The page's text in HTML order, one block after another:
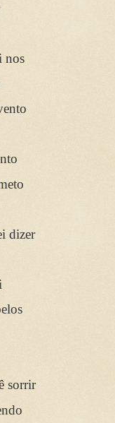
nos
dizer
sorrir